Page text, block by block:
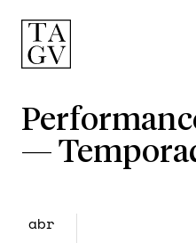
—
abr